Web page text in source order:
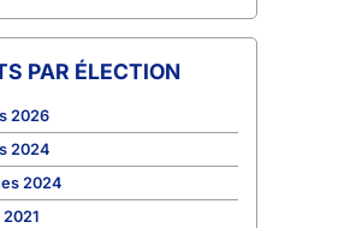
PAR ÉLECTION
2026
2024
2024